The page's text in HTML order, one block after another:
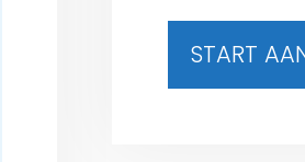
START